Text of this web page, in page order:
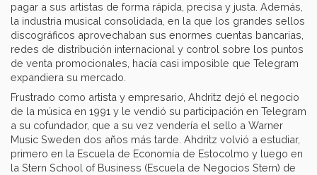
pagar a sus artistas de forma rápida, precisa y justa. Además,
la industria musical consolidada, en la que los grandes sellos
discográficos aprovechaban sus enormes cuentas bancarias,
redes de distribución internacional y control sobre los puntos
de venta promocionales, hacía casi imposible que Telegram
expandiera su mercado.
Frustrado como artista y empresario, Ahdritz dejó el negocio
de la música en 1991 y le vendió su participación en Telegram
a su cofundador, que a su vez vendería el sello a Warner
Music Sweden dos años más tarde. Ahdritz volvió a estudiar,
primero en la Escuela de Economía de Estocolmo y luego en
la Stern School of Business (Escuela de Negocios Stern) de